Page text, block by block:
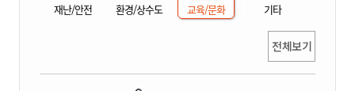
재난/안전 환경/상수도 교육/문화 기타
전체보기